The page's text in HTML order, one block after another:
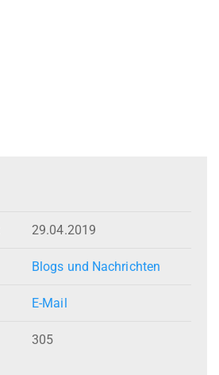
29.04.2019
Blogs und Nachrichten
E-Mail
305